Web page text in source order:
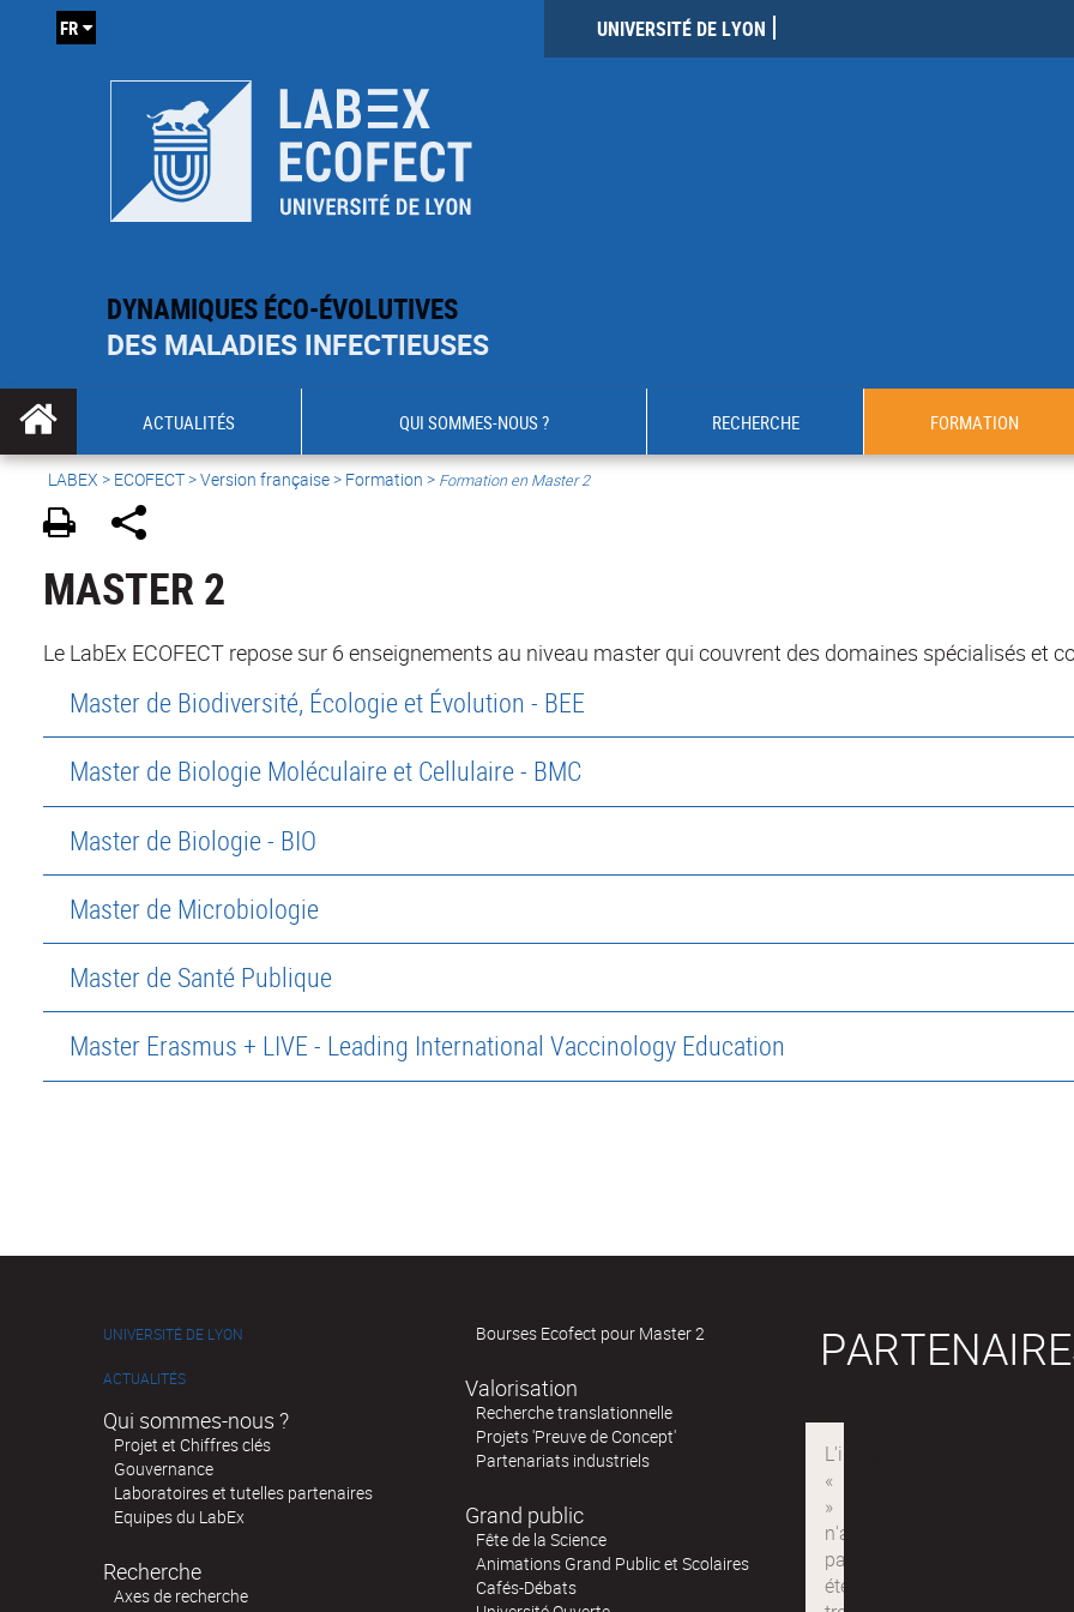
DYNAMIQUES ÉCO-ÉVOLUTIVES
DES MALADIES INFECTIEUSES
UNIVERSITÉ DE LYON
FR
ACTUALITÉS QUI SOMMES-NOUS ? RECHERCHE FORMATION
LABEX > ECOFECT>Version française> Formation > Formation en Master 2
MASTER 2
Le LabEx ECOFECT repose sur 6 enseignements au niveau master qui couvrent des domaines spécialisés et
Master de Biodiversité, Écologie et Évolution - BEE
Master de Biologie Moléculaire et Cellulaire - BMC
Master de Biologie - BIO
Master de Microbiologie
Master de Santé Publique
Master Erasmus + LIVE - Leading International Vaccinology Education
UNIVERSITÉ DE LYON
ACTUALITÉS
Qui sommes-nous ?
Projet et Chiffres clés
Gouvernance
Laboratoires et tutelles partenaires
Equipes du LabEx
Recherche
Axes de recherche
Bourses Ecofect pour Master 2
Valorisation
Recherche translationnelle
Projets 'Preuve de Concept'
Partenariats industriels
Grand public
Fête de la Science
Animations Grand Public et Scolaires
Cafés-Débats